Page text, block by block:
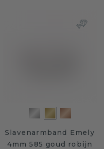
Slavenarmband Emely
4mm 585 goud robijn